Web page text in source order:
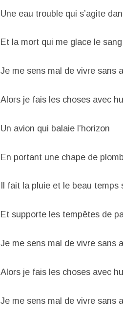
Une eau trouble qui s’agite
Et la mort qui me glace le sang
Je me sens mal de vivre sans
Alors je fais les choses avec
Un avion qui balaie l’horizon
En portant une chape de plomb
Il fait la pluie et le beau temps
Et supporte les tempêtes de
Je me sens mal de vivre sans
Alors je fais les choses avec
Je me sens mal de vivre sans